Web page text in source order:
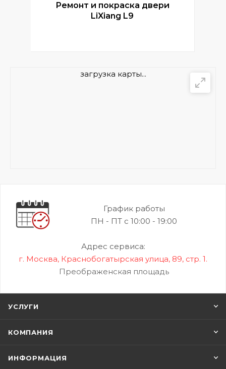
Ремонт и покраска двери
LiXiang L9
загрузка карты...
График работы
ПН - ПТ с 10:00 - 19:00
Адрес сервиса:
г. Москва, Краснобогатырская улица, 89, стр. 1.
Преображенская площадь
УСЛУГИ
КОМПАНИЯ
ИНФОРМАЦИЯ